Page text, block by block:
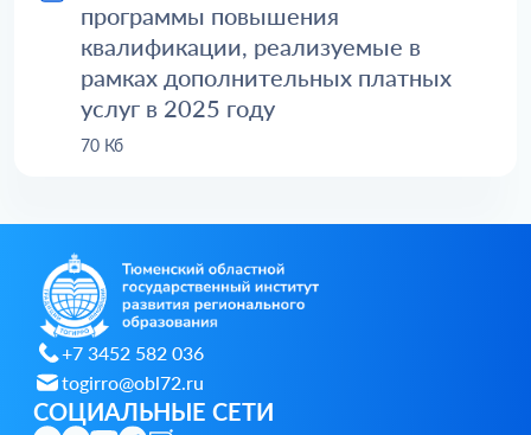
программы повышения
квалификации, реализуемые в
рамках дополнительных платных
услуг в 2025 году
70 Кб
+7 3452 582 036
togirro@obl72.ru
СОЦИАЛЬНЫЕ СЕТИ